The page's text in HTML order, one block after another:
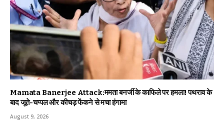
Mamata Banerjee Attack:ममता बनर्जी के काफिले पर हमला! पथराव के
बाद जूते-चप्पल और कीचड़ फेंकने से मचा हंगामा
August 9, 2026